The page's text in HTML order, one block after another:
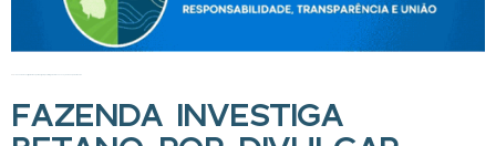
FAZENDA INVESTIGA